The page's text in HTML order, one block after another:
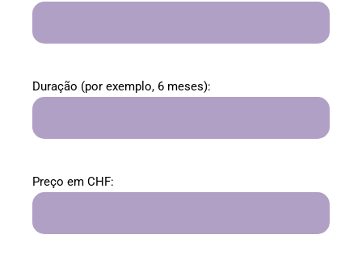
Duração (por exemplo, 6 meses):
Preço em CHF: